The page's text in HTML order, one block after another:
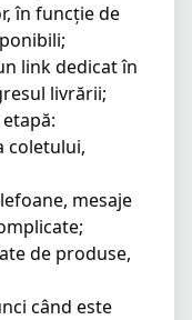
în funcție de
link dedicat în
livrării;
coletului,
mesaje
de produse,
când este